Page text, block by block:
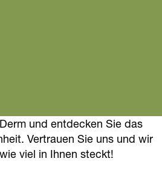
und entdecken Sie das
Vertrauen Sie uns und wir
viel in Ihnen steckt!